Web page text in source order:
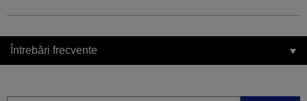
Întrebări frecvente